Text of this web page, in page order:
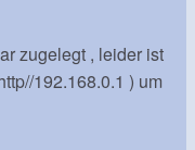
zugelegt , leider ist
192.168.0.1 ) um